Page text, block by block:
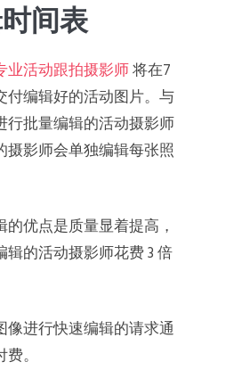
间表
业活动跟拍摄影师将在7
付编辑好的活动图片。与
行批量编辑的活动摄影师
摄影师会单独编辑每张照
优点是质量显着提高，
辑的活动摄影师花费 3 倍
像进行快速编辑的请求通
。